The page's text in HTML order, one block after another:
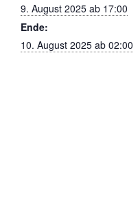
9. August 2025 ab 17:00
Ende:
10. August 2025 ab 02:00